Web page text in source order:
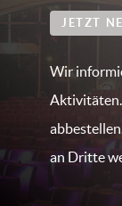
JETZT
Wir
an Dritte